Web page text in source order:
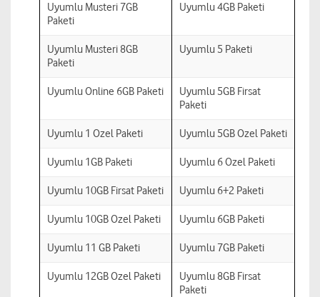
Uyumlu Musteri 7GB
Paketi
Uyumlu 4GB Paketi
Uyumlu Musteri 8GB
Paketi
Uyumlu 5 Paketi
Uyumlu Online 6GB Paketi
Uyumlu 5GB Firsat
Paketi
Uyumlu 1 Ozel Paketi Uyumlu 5GB Ozel Paketi
Uyumlu 1GB Paketi Uyumlu 6 Ozel Paketi
Uyumlu 10GB Firsat Paketi Uyumlu 6+2 Paketi
Uyumlu 10GB Ozel Paketi Uyumlu 6GB Paketi
Uyumlu 11 GB Paketi Uyumlu 7GB Paketi
Uyumlu 12GB Ozel Paketi
Uyumlu 8GB Firsat
Paketi